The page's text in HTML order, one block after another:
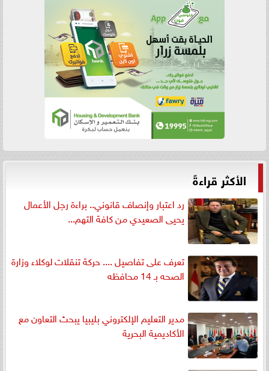
الأكثر قراءةً
رد اعتبار وإنصاف قانوني.. براءة رجل الأعمال
يحيى الصعيدي من كافة التهم...
تعرف على تفاصيل .... حركة تنقلات لوكلاء وزارة
الصحه بـ 14 محافظه
مدير التعليم الإلكتروني بليبيا يبحث التعاون مع
الأكاديمية البحرية